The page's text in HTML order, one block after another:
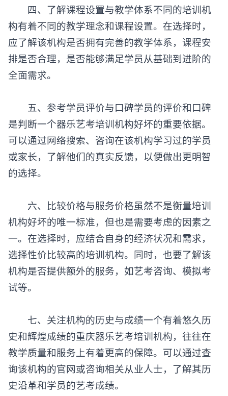
四、了解课程设置与教学体系不同的培训机
构有着不同的教学理念和课程设置。在选择时，
应了解该机构是否拥有完善的教学体系，课程安
排是否合理，是否能够满足学员从基础到进阶的
全面需求。
五、参考学员评价与口碑学员的评价和口碑
是判断一个器乐艺考培训机构好坏的重要依据。
可以通过网络搜索、咨询在该机构学习过的学员
或家长，了解他们的真实反馈，以便做出更明智
的选择。
六、比较价格与服务价格虽然不是衡量培训
机构好坏的唯一标准，但也是需要考虑的因素之
一。在选择时，应结合自身的经济状况和需求，
选择性价比较高的培训机构。同时，也要了解该
机构是否提供额外的服务，如艺考咨询、模拟考
试等。
七、关注机构的历史与成绩一个有着悠久历
史和辉煌成绩的重庆器乐艺考培训机构，往往在
教学质量和服务上有着更高的保障。可以通过查
询该机构的官网或咨询相关从业人士，了解其历
史沿革和学员的艺考成绩。